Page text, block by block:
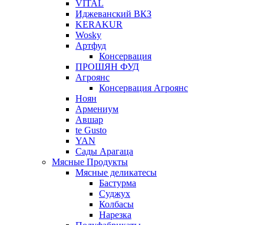
VITAL
Иджеванский ВКЗ
KERAKUR
Wosky
Артфуд
Консервация
ПРОШЯН ФУД
Агроянс
Консервация Агроянс
Ноян
Армениум
Авшар
te Gusto
YAN
Сады Арагаца
Мясные Продукты
Мясные деликатесы
Бастурма
Суджух
Колбасы
Нарезка